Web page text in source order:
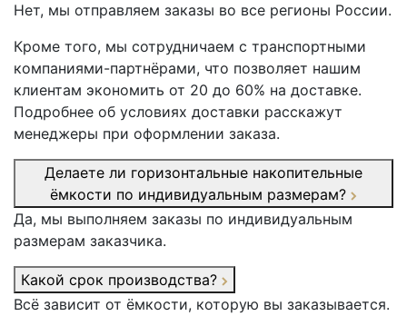
Нет, мы отправляем заказы во все регионы России.
Кроме того, мы сотрудничаем с транспортными
компаниями-партнёрами, что позволяет нашим
клиентам экономить от 20 до 60% на доставке.
Подробнее об условиях доставки расскажут
менеджеры при оформлении заказа.
Делаете ли горизонтальные накопительные
ёмкости по индивидуальным размерам?
Да, мы выполняем заказы по индивидуальным
размерам заказчика.
Какой срок производства?
Всё зависит от ёмкости, которую вы заказывается.